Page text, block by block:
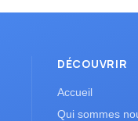
DÉCOUVRIR
Accueil
Qui sommes